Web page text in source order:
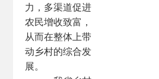
力，多渠道促进
农民增收致富，
从而在整体上带
动乡村的综合发
展。